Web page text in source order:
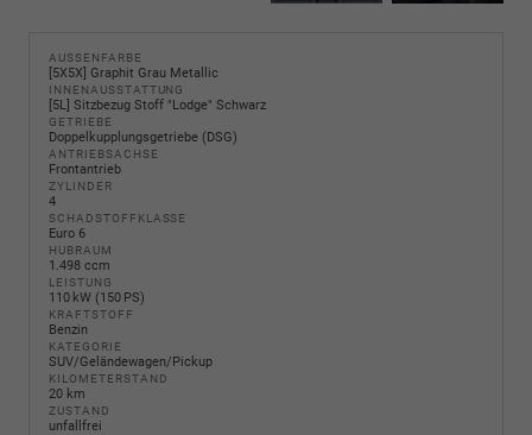
AUSSENFARBE
[5X5X] Graphit Grau Metallic
INNENAUSSTATTUNG
[5L] Sitzbezug Stoff "Lodge" Schwarz
GETRIEBE
Doppelkupplungsgetriebe (DSG)
ANTRIEBSACHSE
Frontantrieb
ZYLINDER
4
SCHADSTOFFKLASSE
Euro 6
HUBRAUM
1.498 ccm
LEISTUNG
110 kW (150 PS)
KRAFTSTOFF
Benzin
KATEGORIE
SUV/Geländewagen/Pickup
KILOMETERSTAND
20 km
ZUSTAND
unfallfrei